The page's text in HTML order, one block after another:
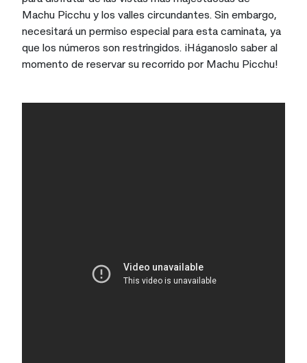
Machu Picchu y los valles circundantes. Sin embargo,
necesitará un permiso especial para esta caminata, ya
que los números son restringidos. ¡Háganoslo saber al
momento de reservar su recorrido por Machu Picchu!